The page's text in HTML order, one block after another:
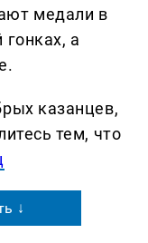
медали в
гонках, а
казанцев,
тем, что
↓